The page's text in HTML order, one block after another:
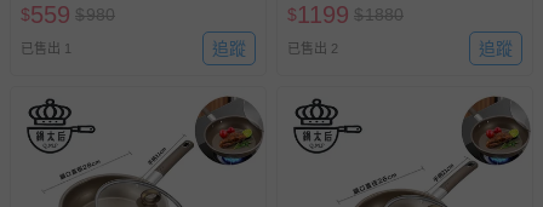
$559 $980
已售出 1 追蹤
$1199 $1880
已售出 2 追蹤